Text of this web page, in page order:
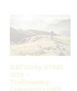
KAT100 by UTMB
2026 –
Trailrunning-
Community trifft